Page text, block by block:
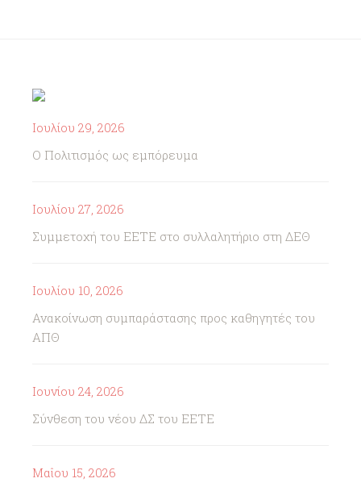
Ιουλίου 29, 2026
Ο Πολιτισμός ως εμπόρευμα
Ιουλίου 27, 2026
Συμμετοχή του ΕΕΤΕ στο συλλαλητήριο στη ΔΕΘ
Ιουλίου 10, 2026
Ανακοίνωση συμπαράστασης προς καθηγητές του
ΑΠΘ
Ιουνίου 24, 2026
Σύνθεση του νέου ΔΣ του ΕΕΤΕ
Μαΐου 15, 2026